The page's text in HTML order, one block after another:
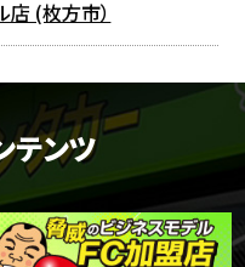
店 (枚方市）
テンツ